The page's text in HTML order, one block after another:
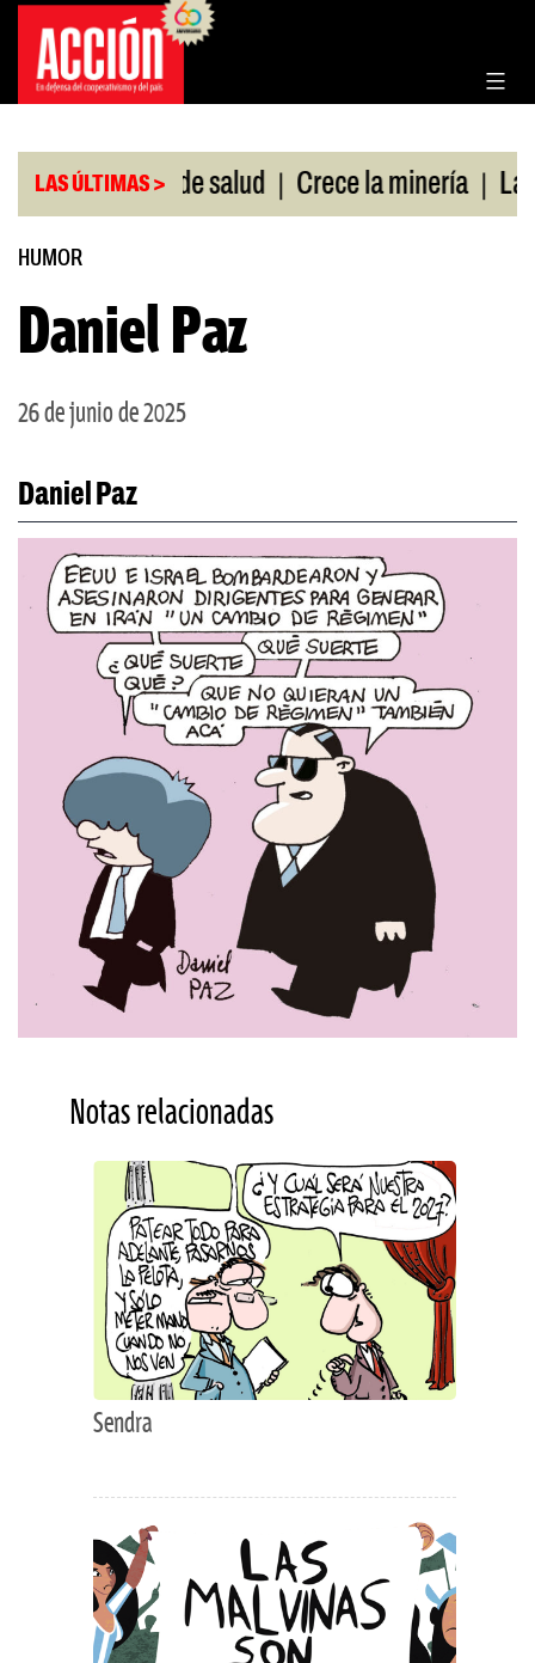
Saltar
contenido
LAS ÚLTIMAS >
cobertura de salud | Crece la minería | La
HUMOR
Daniel Paz
26 de junio de 2025
Daniel Paz
Notas relacionadas
Sendra